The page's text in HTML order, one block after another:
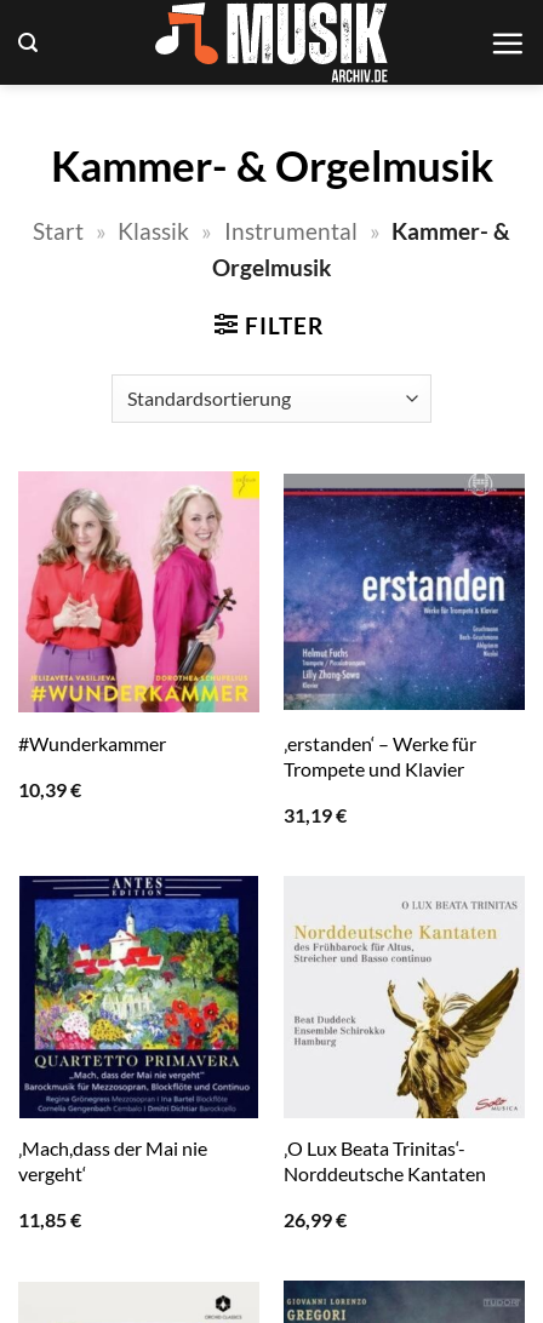
Inhalt
springen
Kammer- & Orgelmusik
Start » Klassik » Instrumental » Kammer- &
Orgelmusik
FILTER
#Wunderkammer
10,39€
‚erstanden‘ – Werke für
Trompete und Klavier
31,19€
‚Mach,dass der Mai nie
vergeht‘
11,85€
‚O Lux Beata Trinitas‘-
Norddeutsche Kantaten
26,99€